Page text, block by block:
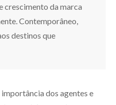
crescimento da marca
Contemporâneo,
destinos que
dos agentes e